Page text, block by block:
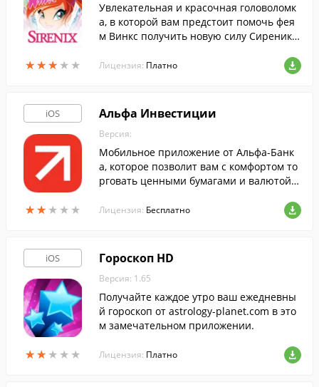
★★★ ★ ★
★★★ ★ ★
Увлекательная и красочная головоломк
а, в которой вам предстоит помочь фея
м Винкс получить новую силу Сиреникс
Лицензия: Платно
iOS
★★ ★ ★ ★
★★ ★ ★ ★
Альфа Инвестиции
Версия:
Мобильное приложение от Альфа-Банк
а, которое позволит вам с комфортом то
рговать ценными бумагами и валютой п
Лицензия: Бесплатно
iOS
★★ ★ ★ ★
★★ ★ ★ ★
Гороскоп HD
Версия: 1.65
Получайте каждое утро ваш ежедневны
й гороскоп от astrology-planet.com в это
м замечательном приложении.
Лицензия: Платно